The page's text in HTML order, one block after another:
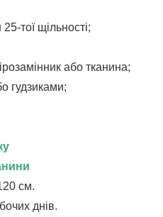
тої щільності;
або тканина;
гудзиками;
см.
днів.